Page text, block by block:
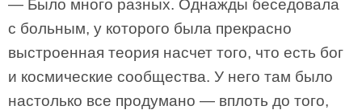
— Было много разных. Однажды беседовала
с больным, у которого была прекрасно
выстроенная теория насчет того, что есть бог
и космические сообщества. У него там было
настолько все продумано — вплоть до того,